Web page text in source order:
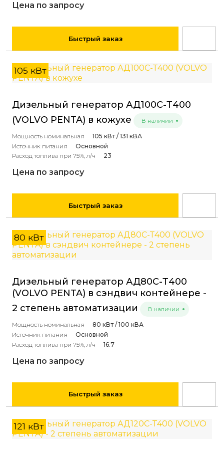
Цена по запросу
Быстрый заказ
105 кВт
Дизельный генератор АД100С-Т400
(VOLVO PENTA) в кожухе
В наличии
Мощность номинальная
105 кВт / 131 кВА
Источник питания
Основной
Расход топлива при 75%, л/ч
23
Цена по запросу
Быстрый заказ
80 кВт
Дизельный генератор АД80С-Т400
(VOLVO PENTA) в сэндвич контейнере -
2 степень автоматизации
В наличии
Мощность номинальная
80 кВт / 100 кВА
Источник питания
Основной
Расход топлива при 75%, л/ч
16.7
Цена по запросу
Быстрый заказ
121 кВт